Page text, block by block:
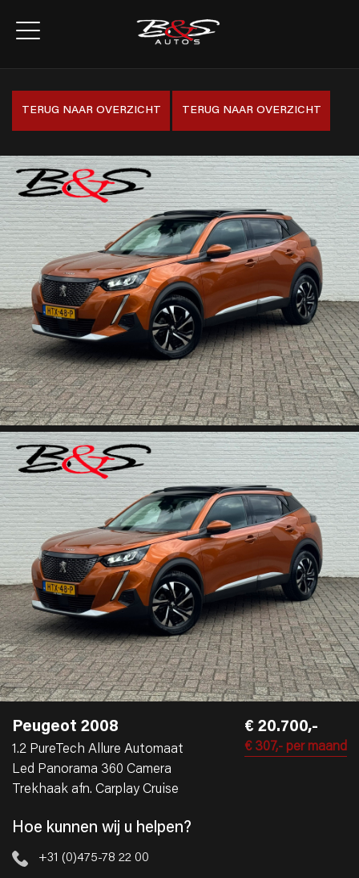
TERUG NAAR OVERZICHT TERUG NAAR OVERZICHT
Peugeot 2008
1.2 PureTech Allure Automaat
Led Panorama 360 Camera
Trekhaak afn. Carplay Cruise
€ 20.700,-
€ 307,-per maand
Hoe kunnen wij u helpen?
+31 (0)475-78 22 00